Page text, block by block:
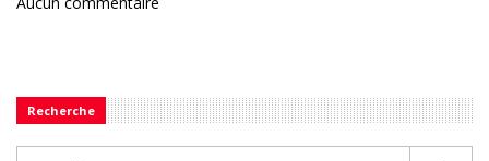
Recherche